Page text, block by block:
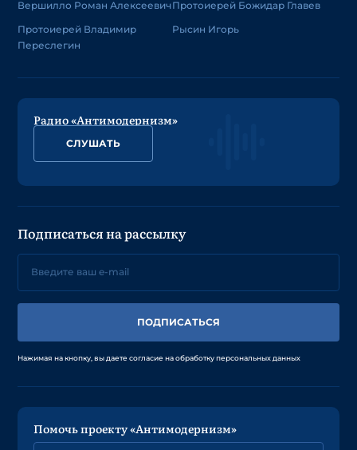
Вершилло Роман Алексеевич
Протоиерей Владимир
Переслегин
Протоиерей Божидар Главев
Рысин Игорь
Радио «Антимодернизм»
СЛУШАТЬ
Подписаться на рассылку
ПОДПИСАТЬСЯ
Нажимая на кнопку, вы даете согласие на обработку персональных данных
Помочь проекту «Антимодернизм»